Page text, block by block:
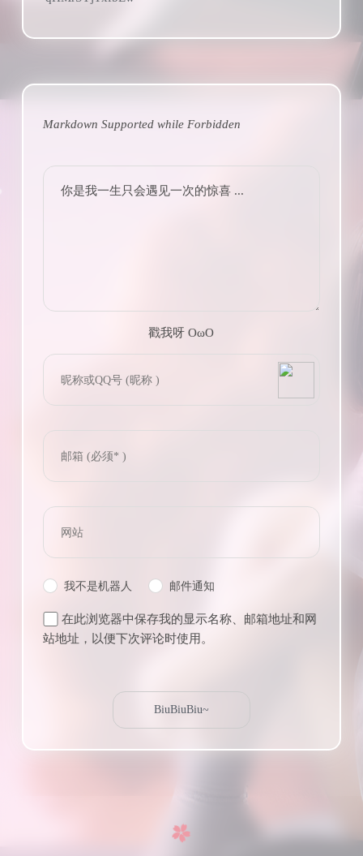
Markdown Supported whileForbidden
你是我一生只会遇见一次的惊喜 ...
戳我呀 OωO
Tieba
我不是机器人 邮件通知
在此浏览器中保存我的显示名称、邮箱地址和网
站地址，以便下次评论时使用。